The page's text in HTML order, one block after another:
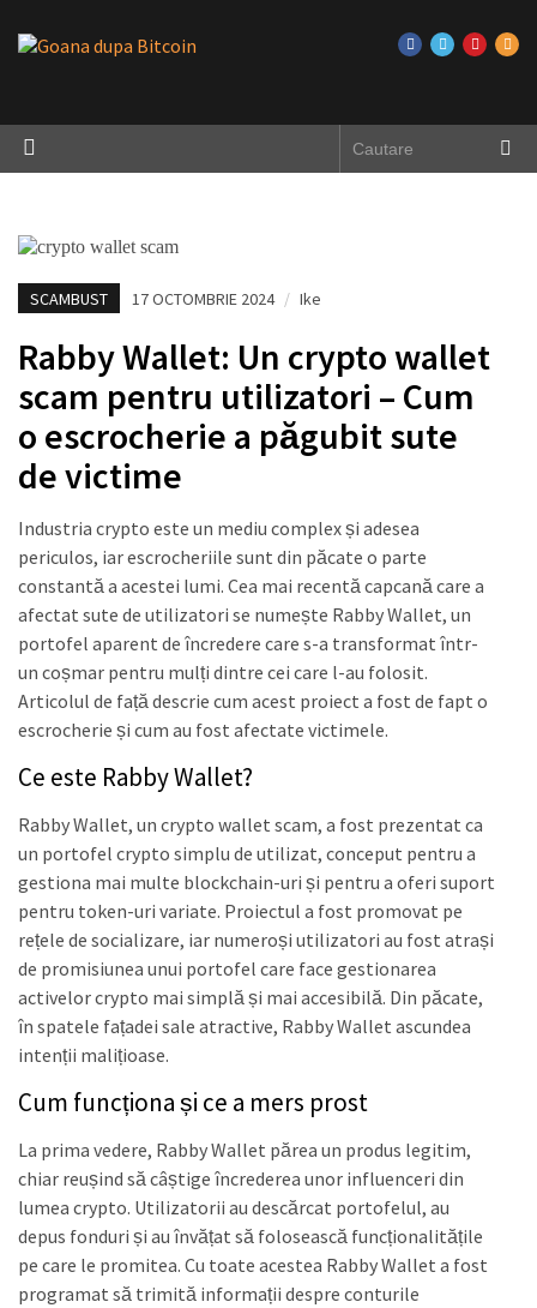
SCAMBUST 17 OCTOMBRIE 2024 / Ike
Rabby Wallet: Un crypto wallet
scam pentru utilizatori – Cum
o escrocherie a păgubit sute
de victime
Industria crypto este un mediu complex și adesea
periculos, iar escrocheriile sunt din păcate o parte
constantă a acestei lumi. Cea mai recentă capcană care a
afectat sute de utilizatori se numește Rabby Wallet, un
portofel aparent de încredere care s-a transformat într-
un coșmar pentru mulți dintre cei care l-au folosit.
Articolul de față descrie cum acest proiect a fost de fapt o
escrocherie și cum au fost afectate victimele.
Ce este Rabby Wallet?
Rabby Wallet, un crypto wallet scam, a fost prezentat ca
un portofel crypto simplu de utilizat, conceput pentru a
gestiona mai multe blockchain-uri și pentru a oferi suport
pentru token-uri variate. Proiectul a fost promovat pe
rețele de socializare, iar numeroși utilizatori au fost atrași
de promisiunea unui portofel care face gestionarea
activelor crypto mai simplă și mai accesibilă. Din păcate,
în spatele fațadei sale atractive, Rabby Wallet ascundea
intenții malițioase.
Cum funcționa și ce a mers prost
La prima vedere, Rabby Wallet părea un produs legitim,
chiar reușind să câștige încrederea unor influenceri din
lumea crypto. Utilizatorii au descărcat portofelul, au
depus fonduri și au învățat să folosească funcționalitățile
pe care le promitea. Cu toate acestea Rabby Wallet a fost
programat să trimită informații despre conturile